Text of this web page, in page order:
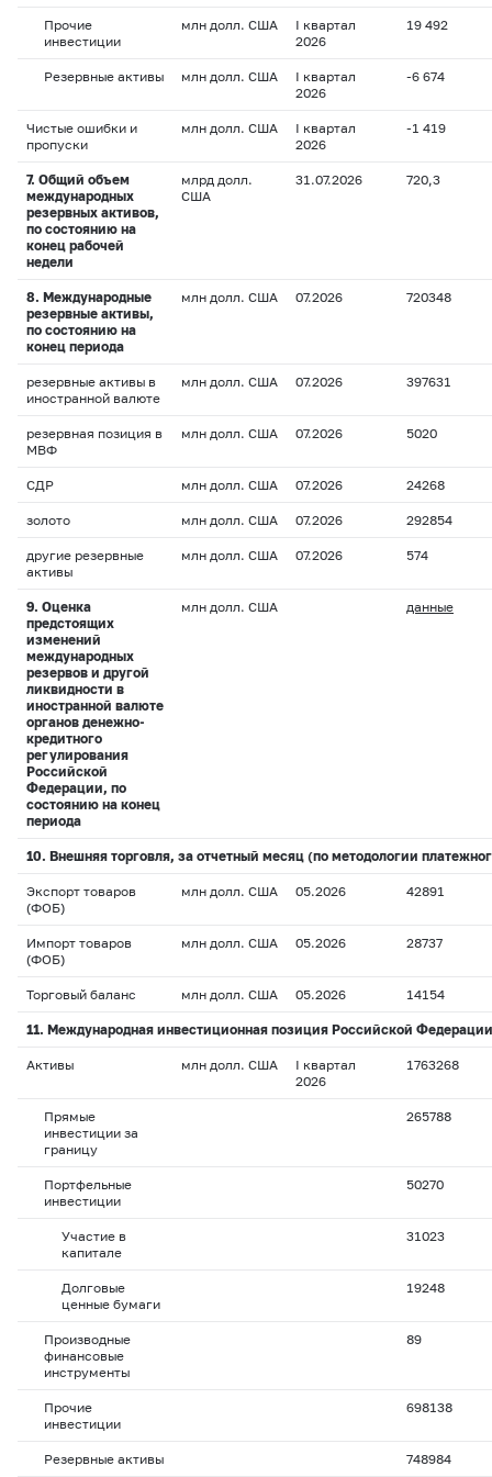
Прочие
инвестиции
млн долл. США
I квартал
2026
19 492
Резервные активы млн долл. США
I квартал
2026
-6 674
Чистые ошибки и
пропуски
млн долл. США
I квартал
2026
-1 419
7. Общий объем
международных
резервных активов,
по состоянию на
конец рабочей
недели
млрд долл.
США
31.07.2026 720,3
8. Международные
резервные активы,
по состоянию на
конец периода
млн долл. США 07.2026 720348
резервные активы в
иностранной валюте
млн долл. США 07.2026 397631
резервная позиция в
МВФ
млн долл. США 07.2026 5020
СДР млн долл. США 07.2026 24268
золото млн долл. США 07.2026 292854
другие резервные
активы
млн долл. США 07.2026 574
9. Оценка
предстоящих
изменений
международных
резервов и другой
ликвидности в
иностранной валюте
органов денежно-
кредитного
регулирования
Российской
Федерации, по
состоянию на конец
периода
млн долл. США данные
10. Внешняя торговля, за отчетный месяц (по методологии
Экспорт товаров
(ФОБ)
млн долл. США 05.2026 42891
Импорт товаров
(ФОБ)
млн долл. США 05.2026 28737
Торговый баланс млн долл. США 05.2026 14154
11. Международная инвестиционная позиция Российской
Активы млн долл. США
I квартал
2026
1763268
Прямые
инвестиции за
границу
265788
Портфельные
инвестиции
50270
Участие в
капитале
31023
Долговые
ценные бумаги
19248
Производные
финансовые
инструменты
89
Прочие
инвестиции
698138
Резервные активы 748984